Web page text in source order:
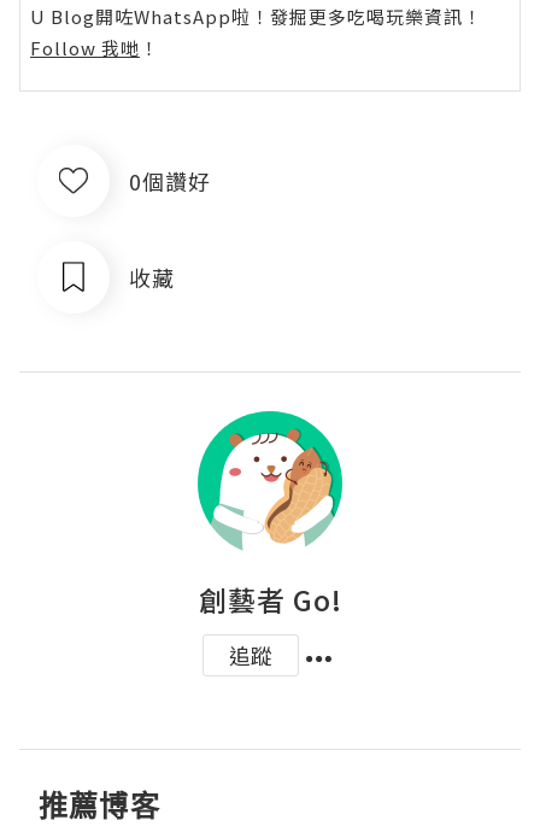
U Blog開咗WhatsApp啦！發掘更多吃喝玩樂資訊！
Follow 我哋 ！
0個讚好
收藏
創藝者 Go!
追蹤
推薦博客